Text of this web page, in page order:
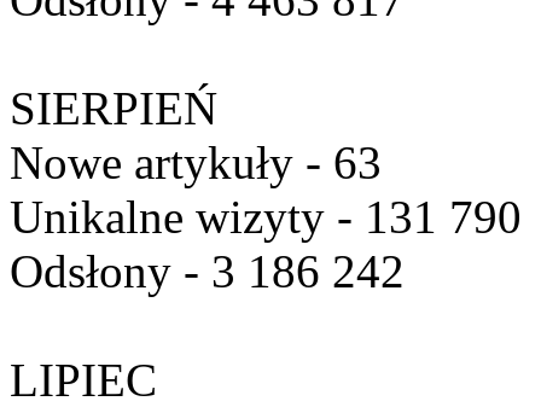
SIERPIEŃ
Nowe artykuły - 63
Unikalne wizyty - 131 790
Odsłony - 3 186 242
LIPIEC